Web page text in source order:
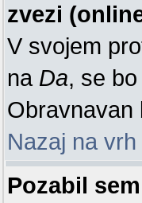
zvezi
V svojem
na Da, se
Obravnavan
Nazaj na vrh
Pozabil